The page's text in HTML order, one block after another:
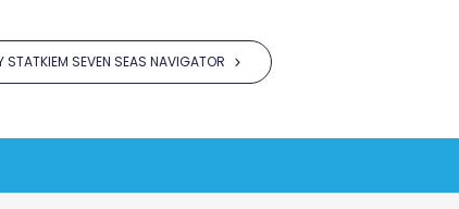
STATKIEM SEVEN SEAS NAVIGATOR